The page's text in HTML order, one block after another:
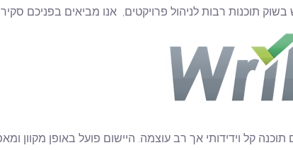
תוכנות רבות לניהול פרויקטים, אנו מביאים בפניכם
תוכנה קל וידידותי אך רב עוצמה. היישום פועל באופן מקוון